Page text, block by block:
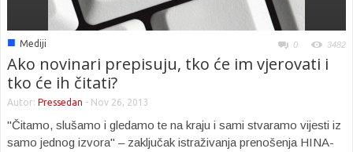
■ Mediji 0 3482
Ako novinari prepisuju, tko će im vjerovati i
tko će ih čitati?
Autor: Pressedan - Nov 26, 2013
"Čitamo, slušamo i gledamo te na kraju i sami stvaramo vijesti iz
samo jednog izvora" – zaključak istraživanja prenošenja HINA-